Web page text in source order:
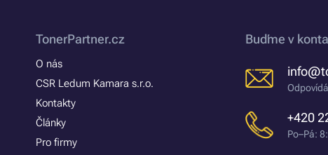
TonerPartner.cz
O nás
CSR Ledum Kamara s.r.o.
Kontakty
Články
Pro firmy
Buďme v
+420
Po–Pá: